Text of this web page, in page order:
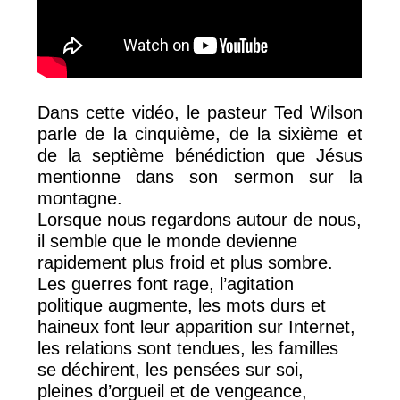
Dans cette vidéo, le pasteur Ted Wilson
parle de la cinquième, de la sixième et
de la septième bénédiction que Jésus
mentionne dans son sermon sur la
montagne.
Lorsque nous regardons autour de nous,
il semble que le monde devienne
rapidement plus froid et plus sombre.
Les guerres font rage, l’agitation
politique augmente, les mots durs et
haineux font leur apparition sur Internet,
les relations sont tendues, les familles
se déchirent, les pensées sur soi,
pleines d’orgueil et de vengeance,